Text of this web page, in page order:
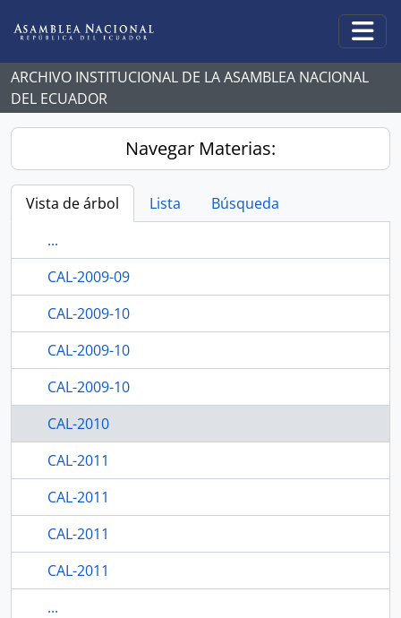
ARCHIVO INSTITUCIONAL DE LA ASAMBLEA NACIONAL
DEL ECUADOR
Navegar Materias:
Vista de árbol Lista
Búsqueda
...
CAL-2009-09
CAL-2009-10
CAL-2009-10
CAL-2009-10
CAL-2010
CAL-2011
CAL-2011
CAL-2011
CAL-2011
...